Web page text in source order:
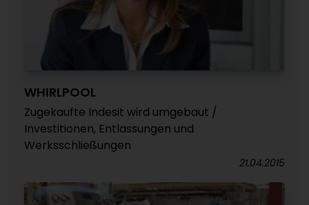
WHIRLPOOL
Zugekaufte Indesit wird umgebaut /
Investitionen, Entlassungen und
Werksschließungen
21.04.2015